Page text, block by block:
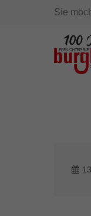
Sie